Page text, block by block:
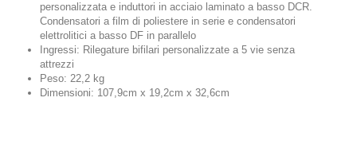
personalizzata e induttori in acciaio laminato a basso DCR.
Condensatori a film di poliestere in serie e condensatori
elettrolitici a basso DF in parallelo
Ingressi: Rilegature bifilari personalizzate a 5 vie senza
attrezzi
Peso: 22,2 kg
Dimensioni: 107,9cm x 19,2cm x 32,6cm